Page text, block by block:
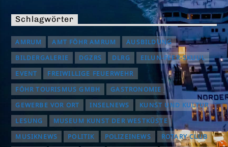
Schlagwörter
AMRUM AMT FÖHR AMRUM
AUSBILDUNG
BILDERGALERIE
DGZRS DLRG
EILUN-FEER-SKUUL
EVENT
FREIWILLIGE FEUERWEHR
FÖHR TOURISMUS GMBH
GASTRONOMIE
GEWERBE VOR ORT
INSELNEWS
KUNST UND KULTUR
LESUNG
MUSEUM KUNST DER WESTKÜSTE
MUSIKNEWS
POLITIK POLIZEINEWS
ROTARY CLUB